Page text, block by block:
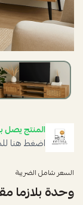
المنتج يصل
اضغط هنا
السعر شامل الضريبة
وحدة بلازما مقاس